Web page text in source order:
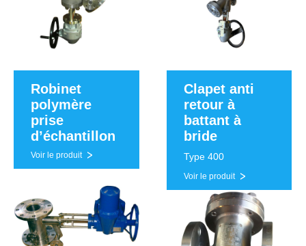
Robinet
polymère
prise
d’échantillon
Voir le produit
Clapet anti
retour à
battant à
bride
Type 400
Voir le produit